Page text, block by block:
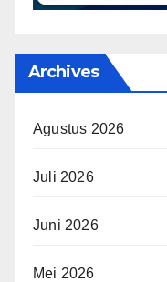
Archives
Agustus 2026
Juli 2026
Juni 2026
Mei 2026